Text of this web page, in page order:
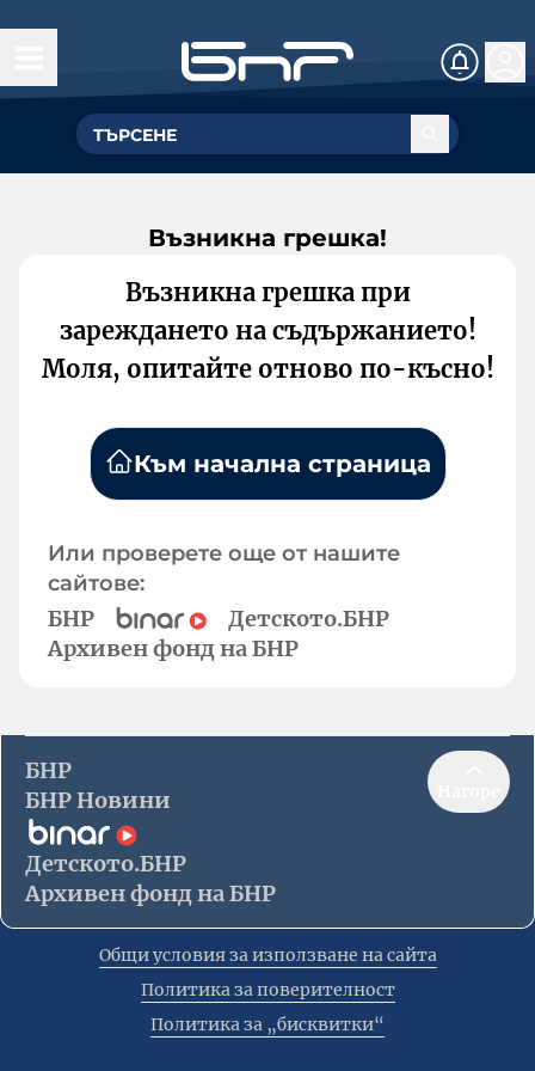
Възникна грешка!
Възникна грешка при
зареждането на съдържанието!
Моля, опитайте отново по-късно!
Към начална страница
Или проверете още от нашите
сайтове:
БНР
Детското.БНР
Архивен фонд на БНР
БНР
БНР Новини
Детското.БНР
Архивен фонд на БНР
Общи условия за използване на сайта
Политика за поверителност
Политика за „бисквитки“